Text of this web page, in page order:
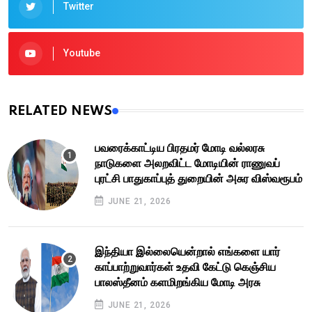
Twitter
Youtube
RELATED NEWS
பவரைக்காட்டிய பிரதமர் மோடி வல்லரசு
நாடுகளை அலறவிட்ட மோடியின் ராணுவப்
புரட்சி பாதுகாப்புத் துறையின் அசுர விஸ்வரூபம்
JUNE 21, 2026
இந்தியா இல்லையென்றால் எங்களை யார்
காப்பாற்றுவார்கள் உதவி கேட்டு கெஞ்சிய
பாலஸ்தீனம் களமிறங்கிய மோடி அரசு
JUNE 21, 2026